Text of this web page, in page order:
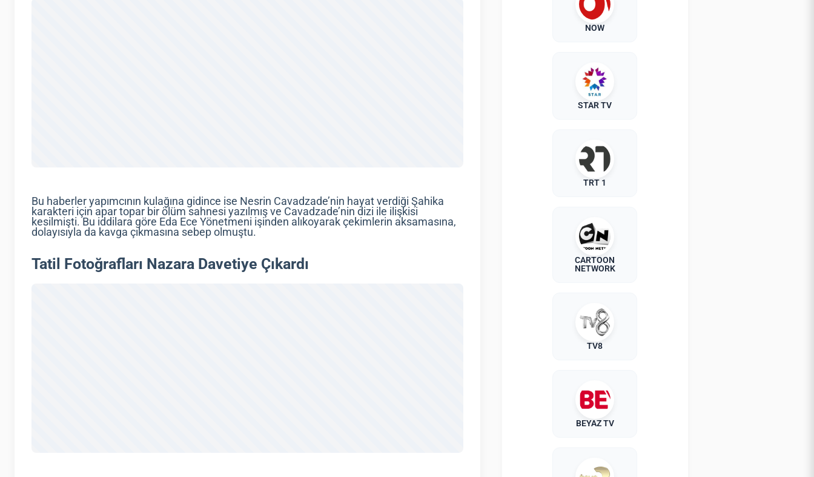
Bu haberler yapımcının kulağına gidince ise Nesrin Cavadzade’nin hayat verdiği Şahika
karakteri için apar topar bir ölüm sahnesi yazılmış ve Cavadzade’nin dizi ile ilişkisi
kesilmişti. Bu iddilara göre Eda Ece Yönetmeni işinden alıkoyarak çekimlerin aksamasına,
dolayısıyla da kavga çıkmasına sebep olmuştu.
Tatil Fotoğrafları Nazara Davetiye Çıkardı
NOW
STAR TV
TRT 1
CARTOON
NETWORK
TV8
BEYAZ TV